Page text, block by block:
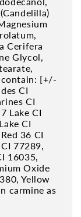
Cerifera
Glycol,
[+/-
CI
CI
Lake CI
CI
36 CI
77289,
16035,
Oxide
Yellow
carmine as